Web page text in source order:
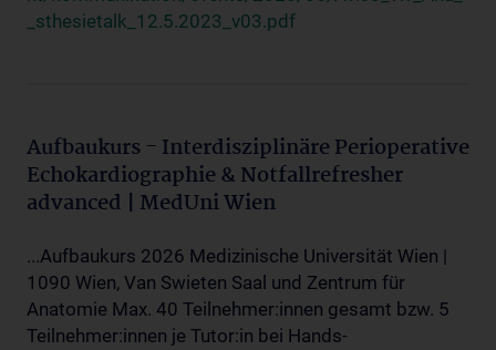
_sthesietalk_12.5.2023_v03.pdf
Aufbaukurs - Interdisziplinäre Perioperative
Echokardiographie & Notfallrefresher
advanced | MedUni Wien
...Aufbaukurs 2026 Medizinische Universität Wien |
1090 Wien, Van Swieten Saal und Zentrum für
Anatomie Max. 40 Teilnehmer:innen gesamt bzw. 5
Teilnehmer:innen je Tutor:in bei Hands-